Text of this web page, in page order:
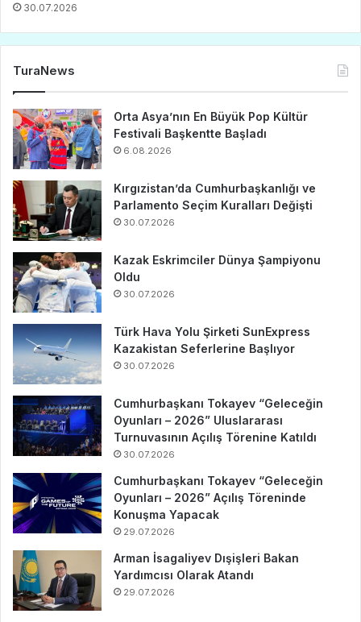
30.07.2026
TuraNews
Orta Asya’nın En Büyük Pop Kültür
Festivali Başkentte Başladı
6.08.2026
Kırgızistan’da Cumhurbaşkanlığı ve
Parlamento Seçim Kuralları Değişti
30.07.2026
Kazak Eskrimciler Dünya Şampiyonu
Oldu
30.07.2026
Türk Hava Yolu Şirketi SunExpress
Kazakistan Seferlerine Başlıyor
30.07.2026
Cumhurbaşkanı Tokayev “Geleceğin
Oyunları – 2026” Uluslararası
Turnuvasının Açılış Törenine Katıldı
30.07.2026
Cumhurbaşkanı Tokayev “Geleceğin
Oyunları – 2026” Açılış Töreninde
Konuşma Yapacak
29.07.2026
Arman İsagaliyev Dışişleri Bakan
Yardımcısı Olarak Atandı
29.07.2026